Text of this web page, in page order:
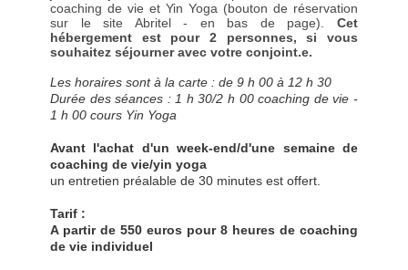
coaching de vie et Yin Yoga (bouton de réservation
sur le site Abritel - en bas de page). Cet
hébergement est pour 2 personnes, si vous
souhaitez séjourner avec votre conjoint.e.
Les horaires sont à la carte : de 9 h 00 à 12 h 30
Durée des séances : 1 h 30/2 h 00 coaching de vie -
1 h 00 cours Yin Yoga
Avant l'achat d'un week-end/d'une semaine de
coaching de vie/yin yoga
un entretien préalable de 30 minutes est offert.
Tarif :
A partir de 550 euros pour 8 heures de coaching
de vie individuel